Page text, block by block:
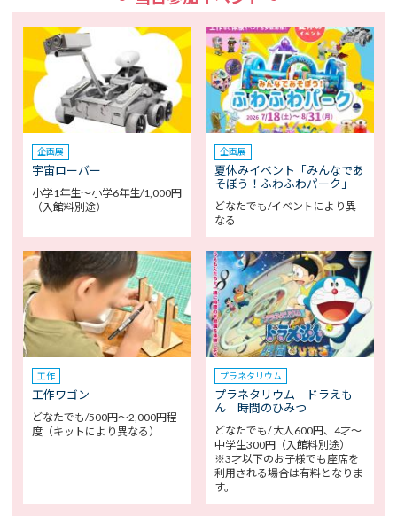
企画展
宇宙ローバー
小学1年生～小学6年生/1,000円
（入館料別途）
企画展
夏休みイベント「みんなであ
そぼう！ふわふわパーク」
どなたでも/イベントにより異
なる
工作
工作ワゴン
どなたでも/500円～2,000円程
度（キットにより異なる）
プラネタリウム
プラネタリウム ドラえも
ん 時間のひみつ
どなたでも/ 大人600円、4才～
中学生300円（入館料別途）
※3才以下のお子様でも座席を
利用される場合は有料となりま
す。